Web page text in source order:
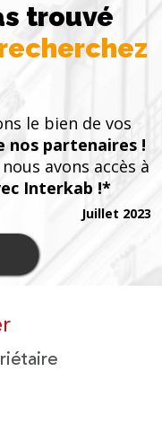
trouvé
le bien de vos
nos partenaires !
avons accès à
Interkab !*
Juillet 2023